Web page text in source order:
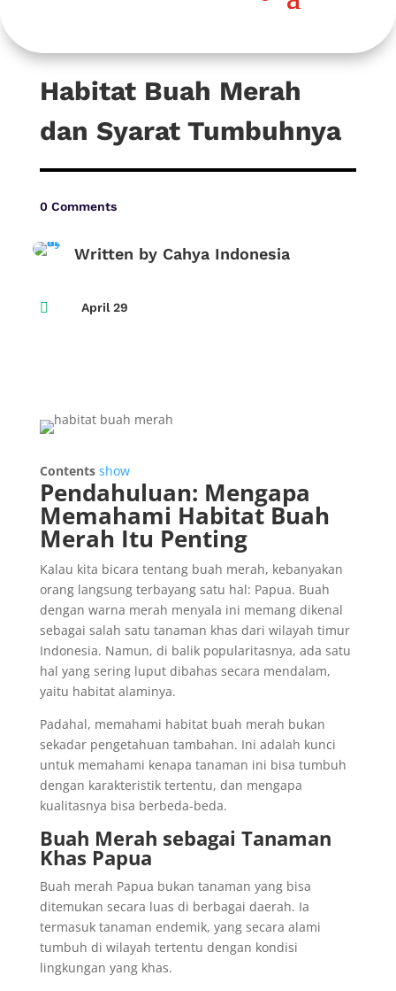
Habitat Buah Merah
dan Syarat Tumbuhnya
0 Comments
Written by Cahya Indonesia
 April 29
Contents show
Pendahuluan: Mengapa
Memahami Habitat Buah
Merah Itu Penting
Kalau kita bicara tentang buah merah, kebanyakan
orang langsung terbayang satu hal: Papua. Buah
dengan warna merah menyala ini memang dikenal
sebagai salah satu tanaman khas dari wilayah timur
Indonesia. Namun, di balik popularitasnya, ada satu
hal yang sering luput dibahas secara mendalam,
yaitu habitat alaminya.
Padahal, memahami habitat buah merah bukan
sekadar pengetahuan tambahan. Ini adalah kunci
untuk memahami kenapa tanaman ini bisa tumbuh
dengan karakteristik tertentu, dan mengapa
kualitasnya bisa berbeda-beda.
Buah Merah sebagai Tanaman
Khas Papua
Buah merah Papua bukan tanaman yang bisa
ditemukan secara luas di berbagai daerah. Ia
termasuk tanaman endemik, yang secara alami
tumbuh di wilayah tertentu dengan kondisi
lingkungan yang khas.